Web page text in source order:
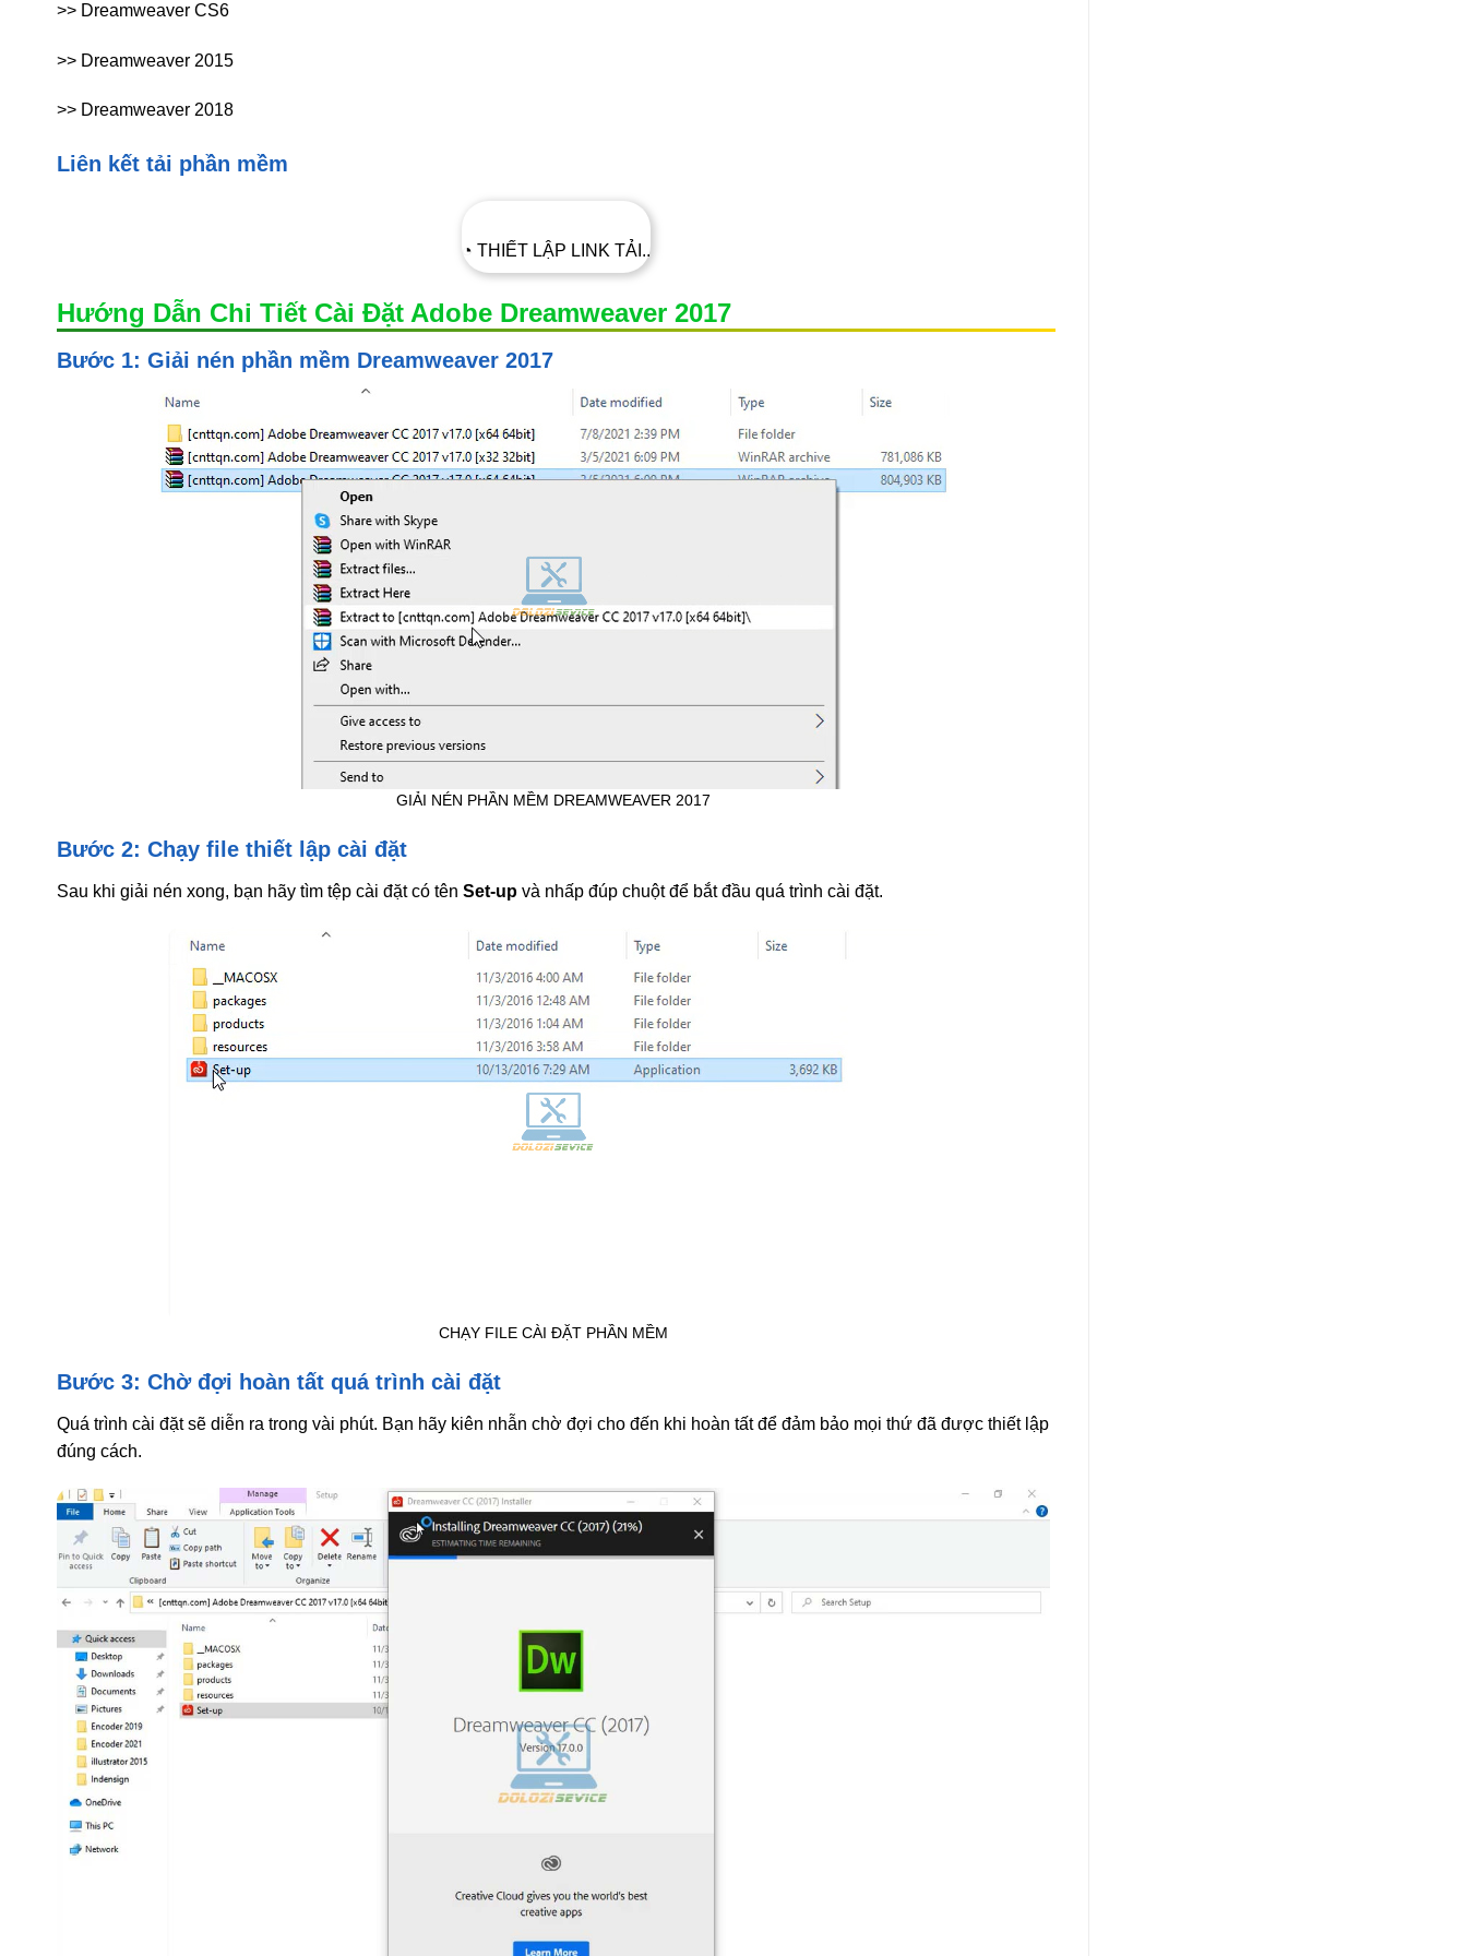
>> Dreamweaver CS6
>> Dreamweaver 2015
>> Dreamweaver 2018
Liên kết tải phần mềm
◔ THIẾT LẬP LINK TẢI..
Hướng Dẫn Chi Tiết Cài Đặt Adobe Dreamweaver 2017
Bước 1: Giải nén phần mềm Dreamweaver 2017
GIẢI NÉN PHẦN MỀM DREAMWEAVER 2017
Bước 2: Chạy file thiết lập cài đặt
Sau khi giải nén xong, bạn hãy tìm tệp cài đặt có tên Set-up và nhấp đúp chuột để bắt đầu quá trình cài đặt.
CHẠY FILE CÀI ĐẶT PHẦN MỀM
Bước 3: Chờ đợi hoàn tất quá trình cài đặt
Quá trình cài đặt sẽ diễn ra trong vài phút. Bạn hãy kiên nhẫn chờ đợi cho đến khi hoàn tất để đảm bảo mọi thứ đã được thiết lập
đúng cách.